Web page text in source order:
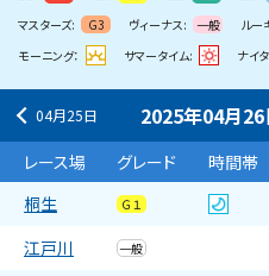
マスターズ:
G3 ヴィーナス: 一般 ルー
モーニング：
サマータイム: ナイ
04月25日 2025年04月26
レース場 グレード 時間帯
桐生
Ｇ１
江戸川
一般